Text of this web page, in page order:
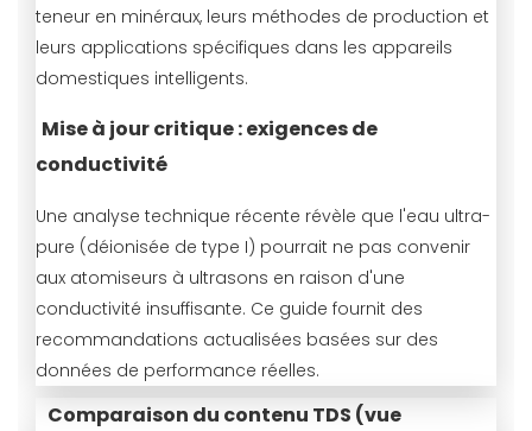
teneur en minéraux, leurs méthodes de production et
leurs applications spécifiques dans les appareils
domestiques intelligents.
Mise à jour critique : exigences de
conductivité
Une analyse technique récente révèle que l'eau ultra-
pure (déionisée de type I) pourrait ne pas convenir
aux atomiseurs à ultrasons en raison d'une
conductivité insuffisante. Ce guide fournit des
recommandations actualisées basées sur des
données de performance réelles.
Comparaison du contenu TDS (vue